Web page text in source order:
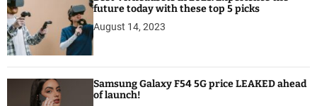
future today with these top 5 picks
August 14, 2023
Samsung Galaxy F54 5G price LEAKED ahead
of launch!